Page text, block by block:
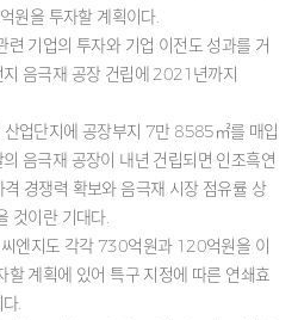
원을 투자할 계획이다.
련 기업의 투자와 기업 이전도 성과를 거
음극재 공장 건립에 2021년까지
업단지에 공장부지 7만 8585㎡를 매입
음극재 공장이 내년 건립되면 인조흑연
경쟁력 확보와 음극재 시장 점유률 상
것이란 기대다.
엔지도 각각 730억원과 120억원을 이
할 계획에 있어 특구 지정에 따른 연쇄효
.